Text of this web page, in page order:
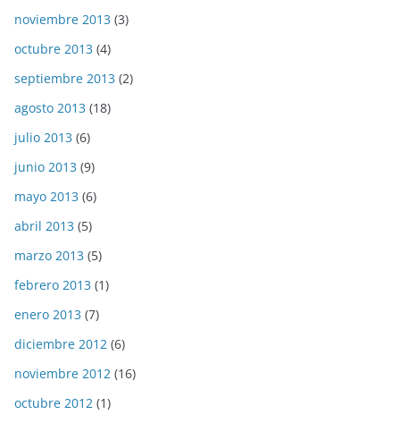
noviembre 2013 (3)
octubre 2013 (4)
septiembre 2013 (2)
agosto 2013 (18)
julio 2013 (6)
junio 2013 (9)
mayo 2013 (6)
abril 2013 (5)
marzo 2013 (5)
febrero 2013 (1)
enero 2013 (7)
diciembre 2012 (6)
noviembre 2012 (16)
octubre 2012 (1)